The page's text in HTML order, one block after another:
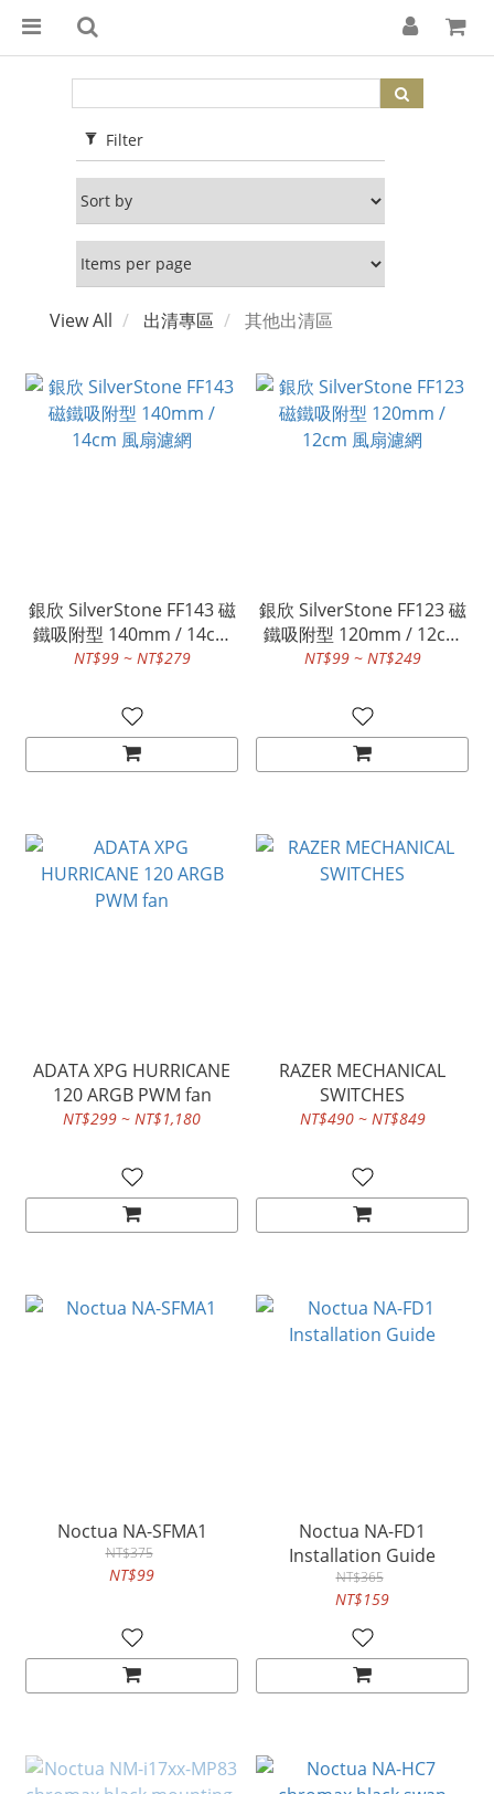
Filter
View All 出清專區 其他出清區
銀欣 SilverStone FF143 磁
鐵吸附型 140mm / 14cm
風扇濾網
NT$99 ~ NT$279
銀欣 SilverStone FF123 磁
鐵吸附型 120mm / 12cm
風扇濾網
NT$99 ~ NT$249
ADATA XPG HURRICANE
120 ARGB PWM fan
NT$299 ~ NT$1,180
RAZER MECHANICAL
SWITCHES
NT$490 ~ NT$849
Noctua NA-SFMA1
NT$375
NT$99
Noctua NA-FD1
Installation Guide
NT$365
NT$159